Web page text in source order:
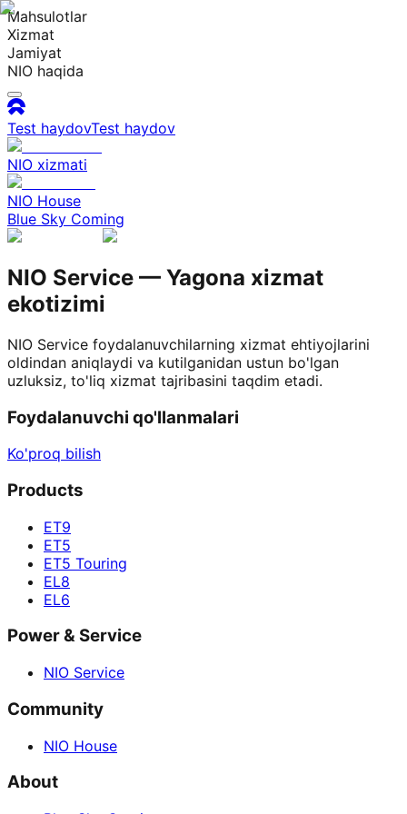
Mahsulotlar
Xizmat
Jamiyat
NIO haqida
Test haydovTest haydov
NIO xizmati
NIO House
Blue Sky Coming
NIO Service — Yagona xizmat
ekotizimi
NIO Service foydalanuvchilarning xizmat ehtiyojlarini
oldindan aniqlaydi va kutilganidan ustun bo'lgan
uzluksiz, to'liq xizmat tajribasini taqdim etadi.
Foydalanuvchi qo'llanmalari
Ko'proq bilish
Products
ET9
ET5
ET5 Touring
EL8
EL6
Power & Service
NIO Service
Community
NIO House
About